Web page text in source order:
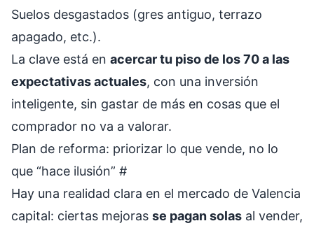
Suelos desgastados (gres antiguo, terrazo
apagado, etc.).
La clave está en acercar tu piso de los 70 a las
expectativas actuales, con una inversión
inteligente, sin gastar de más en cosas que el
comprador no va a valorar.
Plan de reforma: priorizar lo que vende, no lo
que “hace ilusión” #
Hay una realidad clara en el mercado de Valencia
capital: ciertas mejoras se pagan solas al vender,